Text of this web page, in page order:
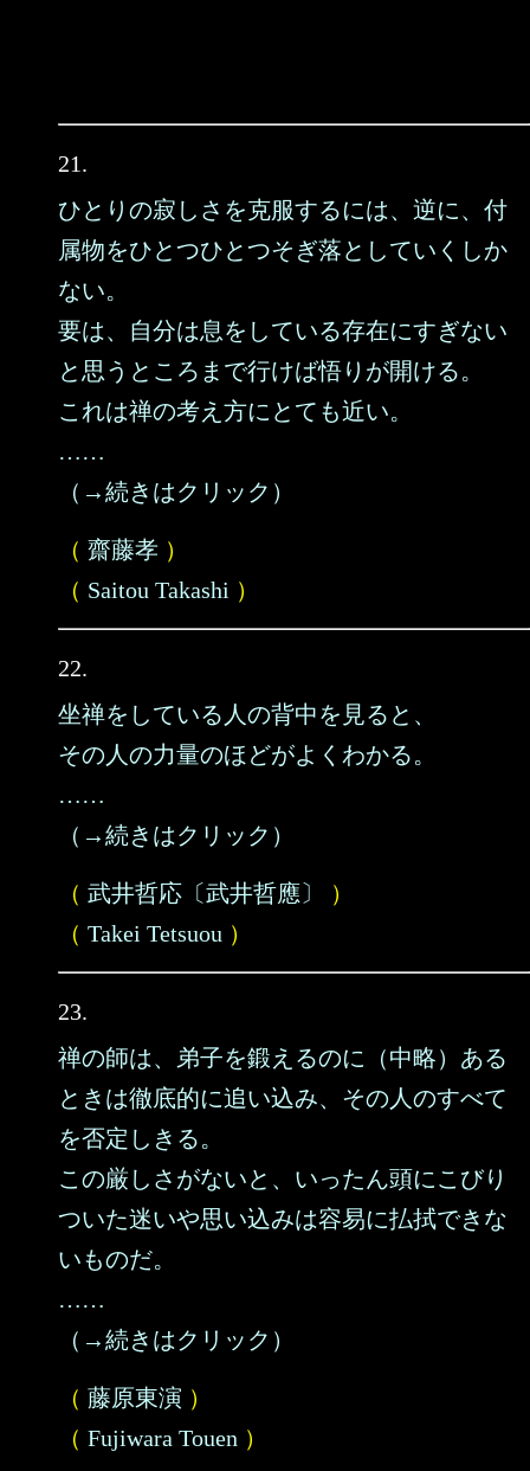
21.
ひとりの寂しさを克服するには、逆に、付
属物をひとつひとつそぎ落としていくしか
ない。
要は、自分は息をしている存在にすぎない
と思うところまで行けば悟りが開ける。
これは禅の考え方にとても近い。
……
（→続きはクリック）
（ 齋藤孝 ）
（ Saitou Takashi ）
22.
坐禅をしている人の背中を見ると、
その人の力量のほどがよくわかる。
……
（→続きはクリック）
（ 武井哲応〔武井哲應〕
）
（ Takei Tetsuou ）
23.
禅の師は、弟子を鍛えるのに（中略）ある
ときは徹底的に追い込み、その人のすべて
を否定しきる。
この厳しさがないと、いったん頭にこびり
ついた迷いや思い込みは容易に払拭できな
いものだ。
……
（→続きはクリック）
（ 藤原東演 ）
（ Fujiwara Touen ）